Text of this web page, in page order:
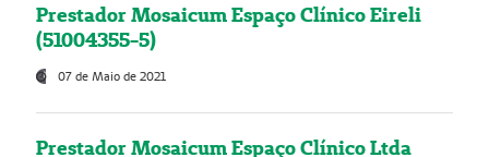
Prestador Mosaicum Espaço Clínico Eireli
(51004355-5)
07 de Maio de 2021
Prestador Mosaicum Espaço Clínico Ltda